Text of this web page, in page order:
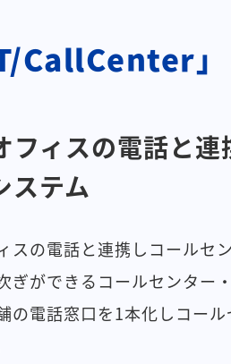
CallCenter」
フィスの電話と
ステム
スの電話と連携しコールセ
ぎができるコールセンター
の電話窓口を1本化しコー